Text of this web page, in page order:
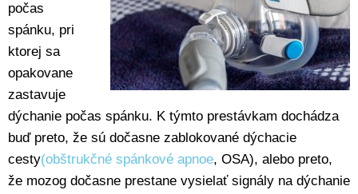
počas
spánku, pri
ktorej sa
opakovane
zastavuje
dýchanie počas spánku. K týmto prestávkam dochádza
buď preto, že sú dočasne zablokované dýchacie
cesty(obštrukčné spánkové apnoe, OSA), alebo preto,
že mozog dočasne prestane vysielať signály na dýchanie